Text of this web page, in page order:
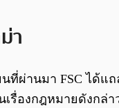
า
ที่ผ่านมา FSC ได้แ
เรื่องกฎหมายดังกล่า